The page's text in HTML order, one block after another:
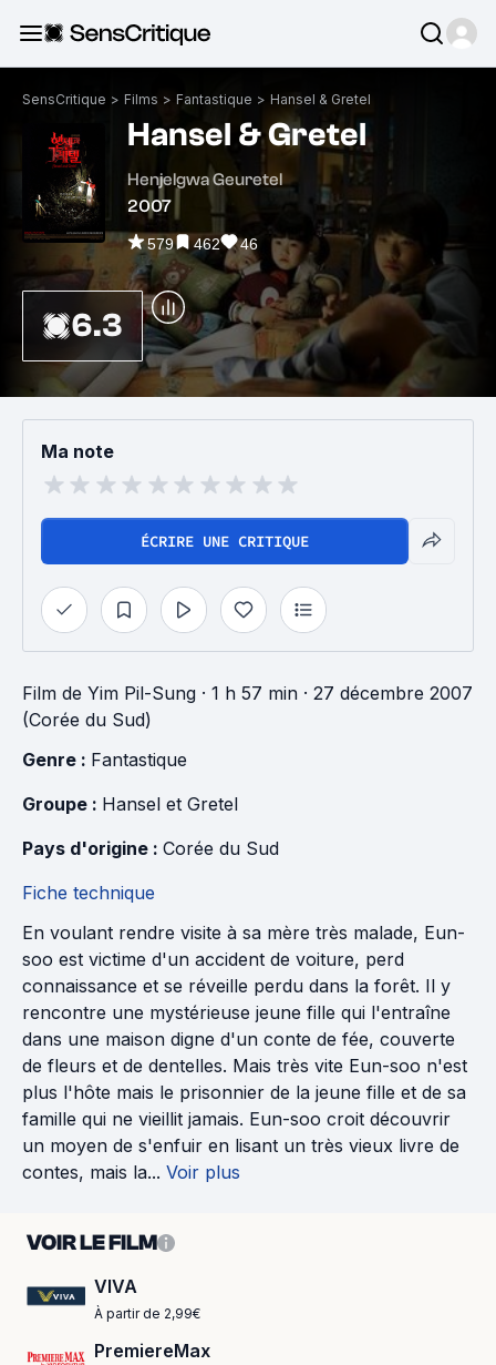
SensCritique > Films > Fantastique > Hansel & Gretel
Hansel & Gretel
Henjelgwa Geuretel
2007
579 462 46
6.3
Ma note
ÉCRIRE UNE CRITIQUE
Film de Yim Pil-Sung · 1 h 57 min · 27 décembre 2007
(Corée du Sud)
Genre : Fantastique
Groupe : Hansel et Gretel
Pays d'origine : Corée du Sud
Fiche technique
En voulant rendre visite à sa mère très malade, Eun-
soo est victime d'un accident de voiture, perd
connaissance et se réveille perdu dans la forêt. Il y
rencontre une mystérieuse jeune fille qui l'entraîne
dans une maison digne d'un conte de fée, couverte
de fleurs et de dentelles. Mais très vite Eun-soo n'est
plus l'hôte mais le prisonnier de la jeune fille et de sa
famille qui ne vieillit jamais. Eun-soo croit découvrir
un moyen de s'enfuir en lisant un très vieux livre de
contes, mais la... Voir plus
VOIR LE FILM
VIVA
À partir de 2,99€
PremiereMax